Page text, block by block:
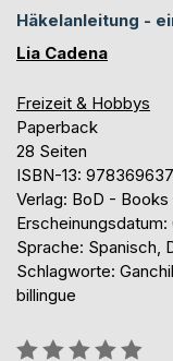
Häkelanleitung -
Lia Cadena
Freizeit & Hobbys
Paperback
28 Seiten
ISBN-13:
Verlag: BoD - Books
Erscheinungsdatum:
Sprache: Spanisch,
Schlagworte:
billingue
Bewertung::